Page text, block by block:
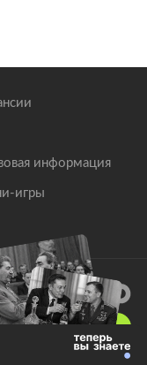
информация
игры